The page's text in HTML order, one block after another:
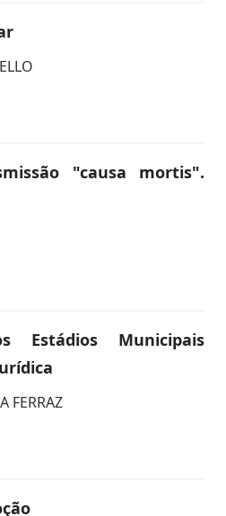
"causa mortis".
Estádios Municipais
FERRAZ